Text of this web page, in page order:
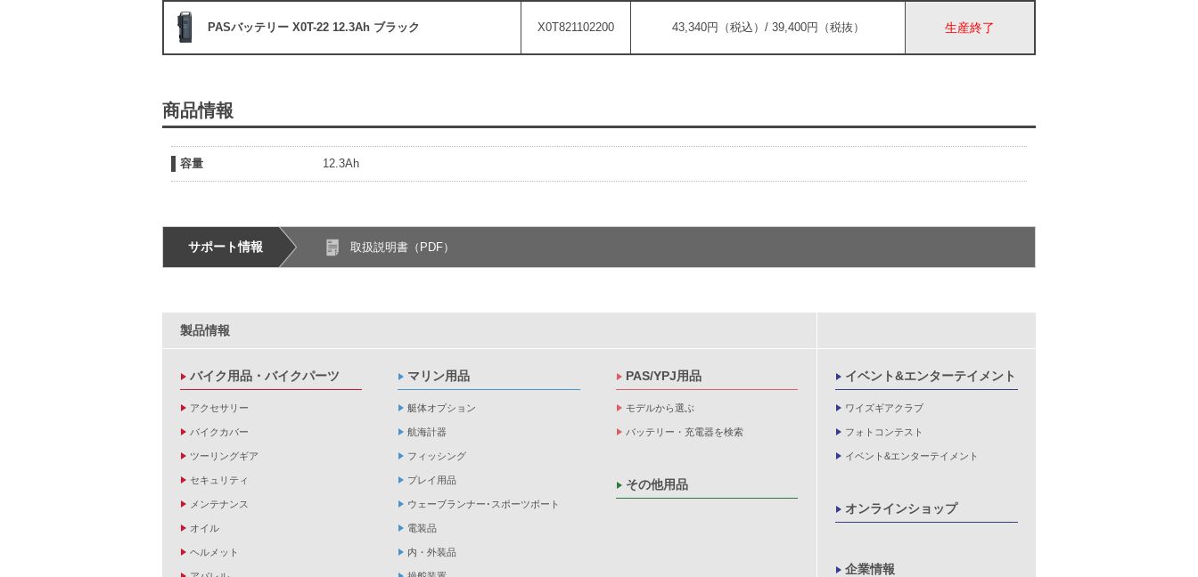
PASバッテリー X0T-22 12.3Ah ブラック X0T821102200 43,340円（税込）/ 39,400円（税抜） 生産終了
商品情報
容量 12.3Ah
サポート情報 取扱説明書（PDF）
製品情報
バイク用品・バイクパーツ
アクセサリー
バイクカバー
ツーリングギア
セキュリティ
メンテナンス
オイル
ヘルメット
マリン用品
艇体オプション
航海計器
フィッシング
プレイ用品
ウェーブランナー･スポーツボート
電装品
内・外装品
PAS/YPJ用品
モデルから選ぶ
バッテリー・充電器を検索
その他用品
イベント&エンターテイメント
ワイズギアクラブ
フォトコンテスト
イベント&エンターテイメント
オンラインショップ
企業情報